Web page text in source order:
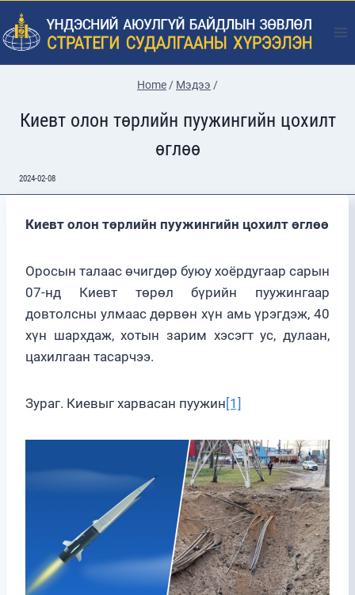
Skip
to
content
Home/ Мэдээ /
Киевт олон төрлийн пуужингийн цохилт
өглөө
2024-02-08
Киевт олон төрлийн пуужингийн цохилт өглөө
Оросын талаас өчигдөр буюу хоёрдугаар сарын
07-нд Киевт төрөл бүрийн пуужингаар
довтолсны улмаас дөрвөн хүн амь үрэгдэж, 40
хүн шархдаж, хотын зарим хэсэгт ус, дулаан,
цахилгаан тасарчээ.
Зураг. Киевыг харвасан пуужин[1]